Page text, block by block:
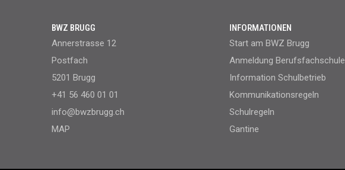
BWZ BRUGG
Annerstrasse 12
Postfach
5201 Brugg
+41 56 460 01 01
info@bwzbrugg.ch
MAP
INFORMATIONEN
Start am BWZ Brugg
Anmeldung Berufsfachschule
Information Schulbetrieb
Kommunikationsregeln
Schulregeln
Gantine